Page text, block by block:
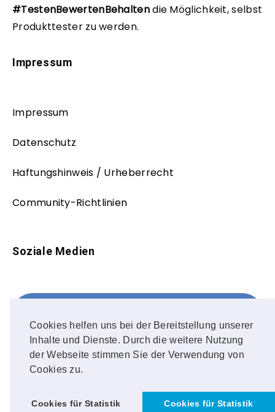
Cookies helfen uns bei der Bereitstellung unserer
Inhalte und Dienste. Durch die weitere Nutzung
der Webseite stimmen Sie der Verwendung von
Cookies zu.
Cookies für Statistik Cookies für Statistik
#TestenBewertenBehaltendie Möglichkeit, selbst
Produkttester zu werden.
Impressum
Impressum
Datenschutz
Haftungshinweis / Urheberrecht
Community-Richtlinien
Soziale Medien
FOLLOW ME!
Instagram
OUR PHOTOS!